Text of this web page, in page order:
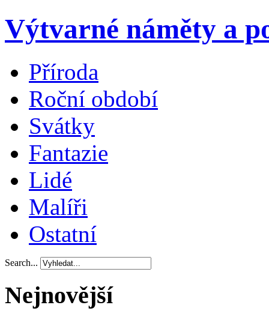
Výtvarné náměty a
Příroda
Roční období
Svátky
Fantazie
Lidé
Malíři
Ostatní
Search...
Nejnovější